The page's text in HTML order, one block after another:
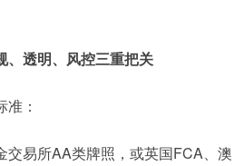
、透明、风控三重把关
：
交易所AA类牌照，或英国FCA、澳